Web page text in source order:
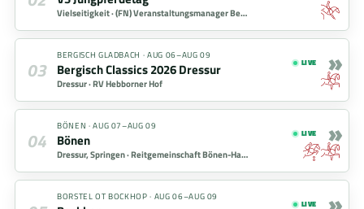
Vielseitigkeit ·(FN) Veranstaltungsmanager Bernd Müller
03
BERGISCH GLADBACH ·AUG 06–AUG 09
Bergisch Classics 2026 Dressur
Dressur ·RV Hebborner Hof
LIVE »
04
BÖNEN ·AUG 07–AUG 09
Bönen
Dressur, Springen ·Reitgemeinschaft Bönen-Hacheney eV.
LIVE »
BORSTEL OT BOCKHOP · AUG 06–AUG 09
LIVE